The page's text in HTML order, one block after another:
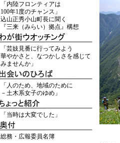
「内陸フロンティアは
100年1度のチャンス」
込山正秀小山町長に聞く
『三来（みらい）拠点』構想
「芸妓見番に行ってみよう
華やかさと、なつかしさを感じて
みませんか」
「人のため、地域のために
－土木系女子のゆめ」
「当時は大変でした」
総務・広報委員名簿